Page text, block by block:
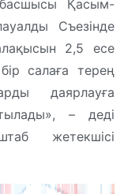
басшысы Қасым-
Съезінде
2,5 есе
салаға терең
даярлауға
– деді
жетекшісі